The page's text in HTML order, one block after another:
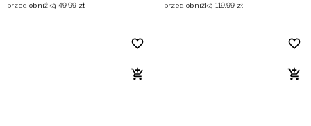
przed obniżką 49,99 zł
przed obniżką 119,99 zł